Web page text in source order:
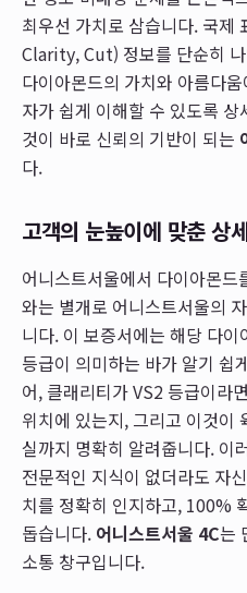
최우선 가치로 삼습니다. 국
Clarity, Cut) 정보를 단순히
다이아몬드의 가치와 아름다
자가 쉽게 이해할 수 있도록
것이 바로 신뢰의 기반이 되는
다.
고객의 눈높이에 맞춘 상
어니스트서울에서 다이아몬드
와는 별개로 어니스트서울의
니다. 이 보증서에는 해당 다
등급이 의미하는 바가 알기 쉽
어, 클래리티가 VS2 등급이라
위치에 있는지, 그리고 이것이
실까지 명확히 알려줍니다. 이
전문적인 지식이 없더라도 자
치를 정확히 인지하고, 100%
돕습니다. 어니스트서울 4C는
소통 창구입니다.